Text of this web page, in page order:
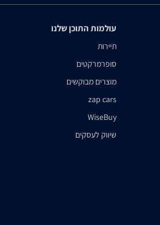
עולמות התוכן שלנו
תיירות
סופרמרקטים
מוצרים מבוקשים
zap cars
WiseBuy
שיווק לעסקים